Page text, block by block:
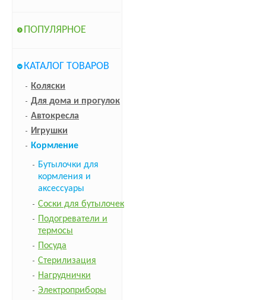
ПОПУЛЯРНОЕ
КАТАЛОГ ТОВАРОВ
Коляски
Для дома и прогулок
Автокресла
Игрушки
Кормление
Бутылочки для
кормления и
аксессуары
Соски для бутылочек
Подогреватели и
термосы
Посуда
Стерилизация
Нагруднички
Электроприборы